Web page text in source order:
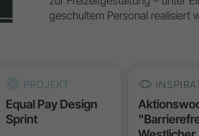
geschultem Personal realisiert
PROJEKT
Equal Pay Design
Sprint